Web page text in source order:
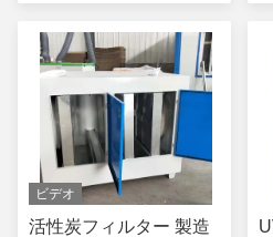
ビデオ
活性炭フィルター 製造